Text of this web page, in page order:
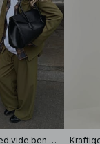
Habitbukser med vide ben og mellemhøj talje